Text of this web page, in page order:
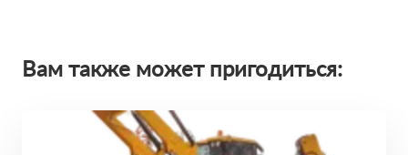
Вам также может пригодиться: